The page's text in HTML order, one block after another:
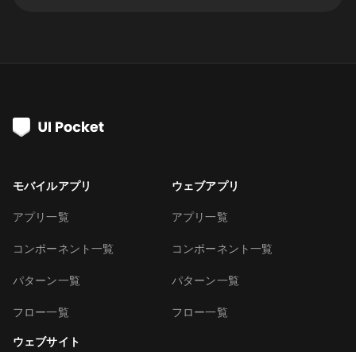
モバイルアプリ
アプリ一覧
コンポーネント一覧
パターン一覧
フロー一覧
ウェブアプリ
アプリ一覧
コンポーネント一覧
パターン一覧
フロー一覧
ウェブサイト